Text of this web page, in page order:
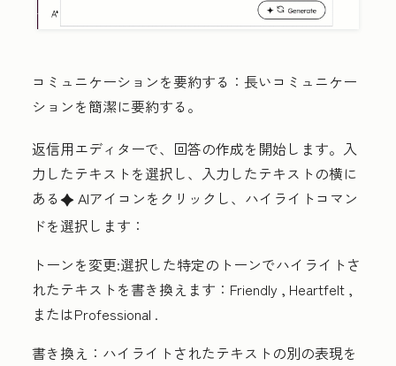
コミュニケーションを要約する： 長いコミュニケー
ションを簡潔に要約する。
返信用エディターで、回答の作成を開始します。入
力したテキストを選択し、入力したテキストの横に
あるartificialIntelligence AIアイコンをクリックし、 ハイライトコマン
ドを選択します：
トーンを変更:選択した特定のトーンでハイライトさ
れたテキストを書き換えます： Friendly , Heartfelt ,
またはProfessional .
書き換え： ハイライトされたテキストの別の表現を